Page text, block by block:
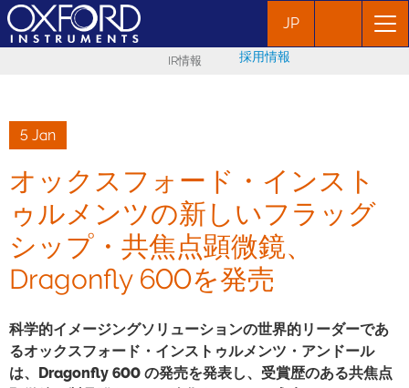
JP
IR情報 採用情報
5 Jan
オックスフォード・インスト
ゥルメンツの新しいフラッグ
シップ・共焦点顕微鏡、
Dragonfly 600を発売
科学的イメージングソリューションの世界的リーダーであ
るオックスフォード・インストゥルメンツ・アンドール
は、Dragonfly 600 の発売を発表し、受賞歴のある共焦点